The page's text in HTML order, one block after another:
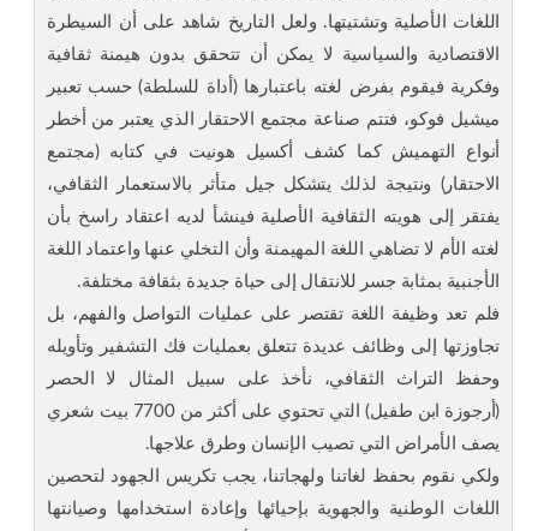
اللغات الأصلية وتشتيتها. ولعل التاريخ شاهد على أن السيطرة
الاقتصادية والسياسية لا يمكن أن تتحقق بدون هيمنة ثقافية
وفكرية فيقوم بفرض لغته باعتبارها (أداة للسلطة) حسب تعبير
ميشيل فوكو، فتتم صناعة مجتمع الاحتقار الذي يعتبر من أخطر
أنواع التهميش كما كشف أكسيل هونيت في كتابه (مجتمع
الاحتقار) ونتيجة لذلك يتشكل جيل متأثر بالاستعمار الثقافي،
يفتقر إلى هويته الثقافية الأصلية فينشأ لديه اعتقاد راسخ بأن
لغته الأم لا تضاهي اللغة المهيمنة وأن التخلي عنها واعتماد اللغة
الأجنبية بمثابة جسر للانتقال إلى حياة جديدة بثقافة مختلفة.
فلم تعد وظيفة اللغة تقتصر على عمليات التواصل والفهم، بل
تجاوزتها إلى وظائف عديدة تتعلق بعمليات فك التشفير وتأويله
وحفظ التراث الثقافي، نأخذ على سبيل المثال لا الحصر
(أرجوزة ابن طفيل) التي تحتوي على أكثر من 7700 بيت شعري
يصف الأمراض التي تصيب الإنسان وطرق علاجها.
ولكي نقوم بحفظ لغاتنا ولهجاتنا، يجب تكريس الجهود لتحصين
اللغات الوطنية والجهوية بإحيائها وإعادة استخدامها وصيانتها